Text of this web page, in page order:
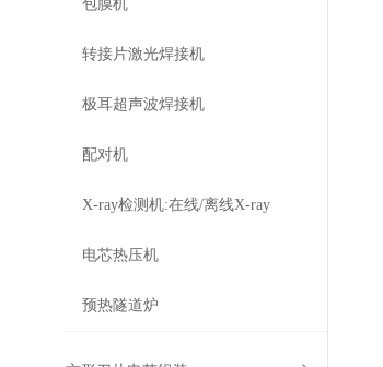
包膜机
转接片激光焊接机
极耳超声波焊接机
配对机
X-ray检测机:在线/离线X-ray
电芯热压机
预热隧道炉